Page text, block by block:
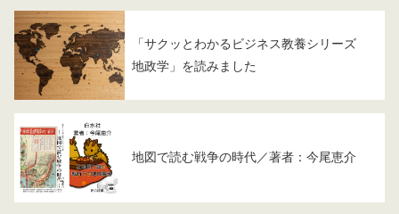
「サクッとわかるビジネス教養シリーズ
地政学」を読みました
地図で読む戦争の時代／著者：今尾恵介